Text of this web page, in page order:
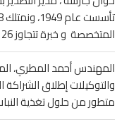
المتخصصة و خبرة تتجاوز 26 عاماً في تطوير وإنتاج المغذيات الحيوية
المهندس أحمد المطري،
والتوكيلات إطلاق
متطور من حلول تغذية